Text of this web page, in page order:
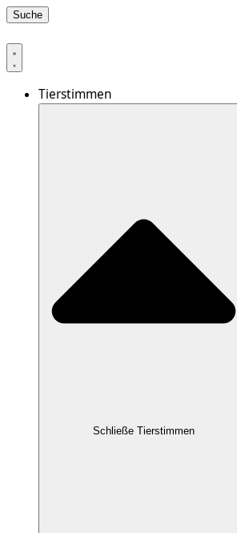
Suche
Tierstimmen
Schließe Tierstimmen